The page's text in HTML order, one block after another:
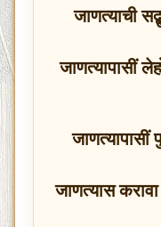
जाणत्याची
जाणत्यापासीं
जाणत्यास